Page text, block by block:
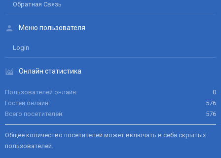
Обратная Связь
Меню пользователя
Login
Онлайн статистика
Пользователей онлайн
0
Гостей онлайн
576
Всего посетителей
576
Общее количество посетителей может включать в себя скрытых
пользователей.